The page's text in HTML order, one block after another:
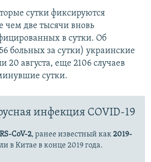
сутки фиксируются
чем две тысячи вновь
в сутки. Об
больных за сутки) украинские
20 августа, еще 2106 случаев
сутки.
инфекция COVID-19
CoV-2, ранее известный как2019-
в Китае в конце 2019 года.